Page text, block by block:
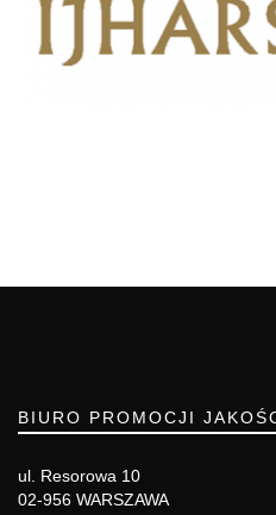
BIURO PROMOCJI
ul. Resorowa 10
02-956 WARSZAWA